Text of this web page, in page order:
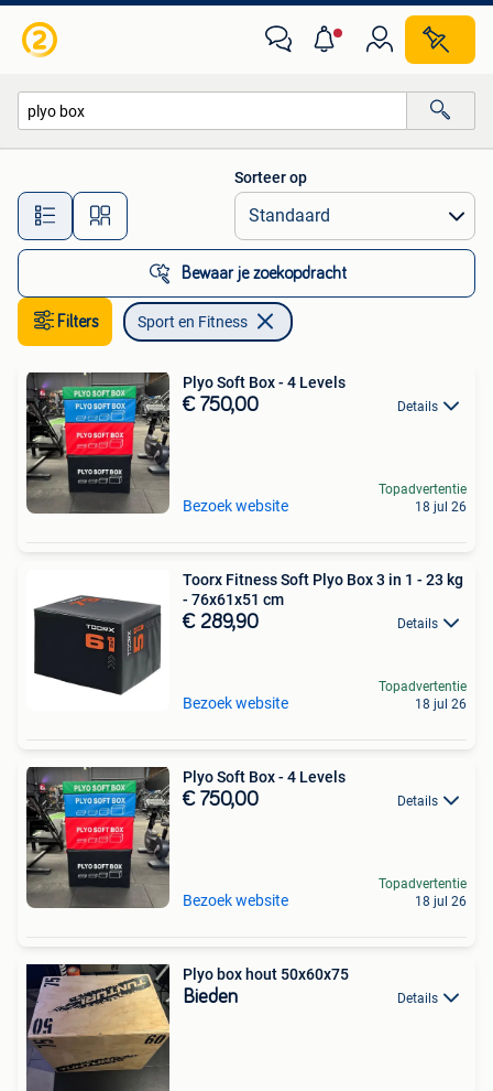
Alle afstanden…
Sorteer op
Bewaar je zoekopdracht
Filters Sport en Fitness
Plyo Soft Box - 4 Levels
€ 750,00 Details
Bezoek website
Topadvertentie
18 jul 26
Toorx Fitness Soft Plyo Box 3 in 1 - 23 kg
- 76x61x51 cm
€ 289,90 Details
Bezoek website
Topadvertentie
18 jul 26
Plyo Soft Box - 4 Levels
€ 750,00 Details
Bezoek website
Topadvertentie
18 jul 26
Plyo box hout 50x60x75
Bieden Details